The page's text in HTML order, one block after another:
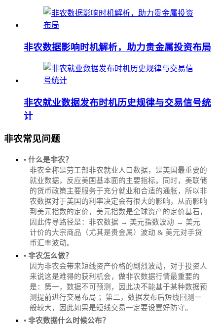
非农数据影响时机解析，助力贵金属投资布局
非农就业数据发布时机历史规律与交易信号统
计
非农常见问题
• 什么是非农？
非农全称是劳工部非农就业人口数据，是美国最重要的
就业数据，反应美国基本面的主要指标。同时，美联储
的货币政策主要服务于充分就业和合适的通胀，所以非
农数据对于美国的利率决定会有很大的影响，从而影响
到美元指数的定价，美元指数是全球资产的定价基石，
因此传导路径是：非农数据 → 美元指数波动 → 美元
计价的大宗商品（尤其是贵金属）波动 & 美元对手货
币汇率波动。
• 非农怎么做？
因为非农会带来短线资产价格的剧烈波动，对于投资人
来说这是难得的获利机会，做非农数据行情最重要的
是：第一，数据不可预测，因此决不能基于某种数据预
测提前进行交易布局 ；第二，数据发布后短线回测一
般较大，因此如果是短线交易一定要设置好防守。
• 非农数据什么时候公布？